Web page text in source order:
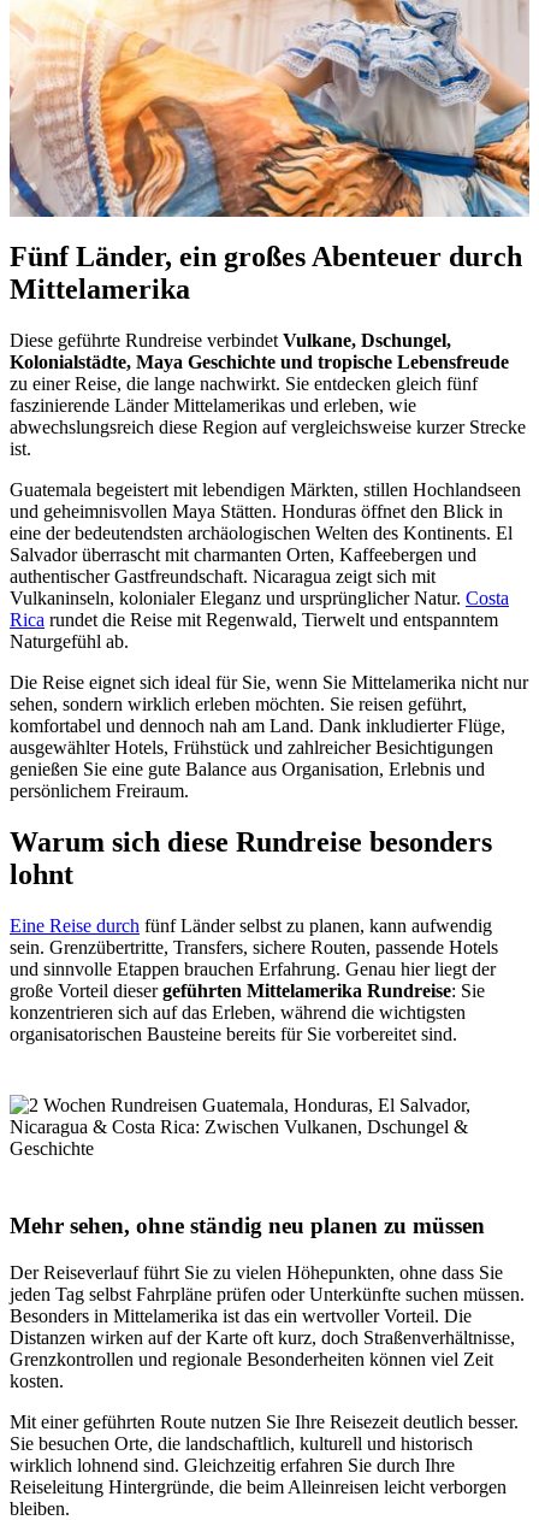
Fünf Länder, ein großes Abenteuer durch
Mittelamerika
Diese geführte Rundreise verbindet Vulkane, Dschungel,
Kolonialstädte, Maya Geschichte und tropische Lebensfreude
zu einer Reise, die lange nachwirkt. Sie entdecken gleich fünf
faszinierende Länder Mittelamerikas und erleben, wie
abwechslungsreich diese Region auf vergleichsweise kurzer Strecke
ist.
Guatemala begeistert mit lebendigen Märkten, stillen Hochlandseen
und geheimnisvollen Maya Stätten. Honduras öffnet den Blick in
eine der bedeutendsten archäologischen Welten des Kontinents. El
Salvador überrascht mit charmanten Orten, Kaffeebergen und
authentischer Gastfreundschaft. Nicaragua zeigt sich mit
Vulkaninseln, kolonialer Eleganz und ursprünglicher Natur. Costa
Rica rundet die Reise mit Regenwald, Tierwelt und entspanntem
Naturgefühl ab.
Die Reise eignet sich ideal für Sie, wenn Sie Mittelamerika nicht nur
sehen, sondern wirklich erleben möchten. Sie reisen geführt,
komfortabel und dennoch nah am Land. Dank inkludierter Flüge,
ausgewählter Hotels, Frühstück und zahlreicher Besichtigungen
genießen Sie eine gute Balance aus Organisation, Erlebnis und
persönlichem Freiraum.
Warum sich diese Rundreise besonders
lohnt
Eine Reise durch fünf Länder selbst zu planen, kann aufwendig
sein. Grenzübertritte, Transfers, sichere Routen, passende Hotels
und sinnvolle Etappen brauchen Erfahrung. Genau hier liegt der
große Vorteil diesergeführten Mittelamerika Rundreise: Sie
konzentrieren sich auf das Erleben, während die wichtigsten
organisatorischen Bausteine bereits für Sie vorbereitet sind.
Mehr sehen, ohne ständig neu planen zu müssen
Der Reiseverlauf führt Sie zu vielen Höhepunkten, ohne dass Sie
jeden Tag selbst Fahrpläne prüfen oder Unterkünfte suchen müssen.
Besonders in Mittelamerika ist das ein wertvoller Vorteil. Die
Distanzen wirken auf der Karte oft kurz, doch Straßenverhältnisse,
Grenzkontrollen und regionale Besonderheiten können viel Zeit
kosten.
Mit einer geführten Route nutzen Sie Ihre Reisezeit deutlich besser.
Sie besuchen Orte, die landschaftlich, kulturell und historisch
wirklich lohnend sind. Gleichzeitig erfahren Sie durch Ihre
Reiseleitung Hintergründe, die beim Alleinreisen leicht verborgen
bleiben.